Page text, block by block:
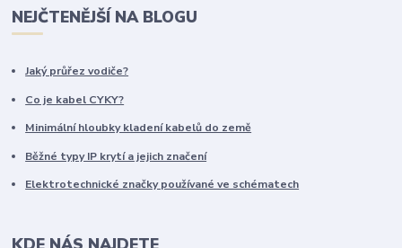
NEJČTENĚJŠÍ NA BLOGU
Jaký průřez vodiče?
Co je kabel CYKY?
Minimální hloubky kladení kabelů do země
Běžné typy IP krytí a jejich značení
Elektrotechnické značky používané ve schématech